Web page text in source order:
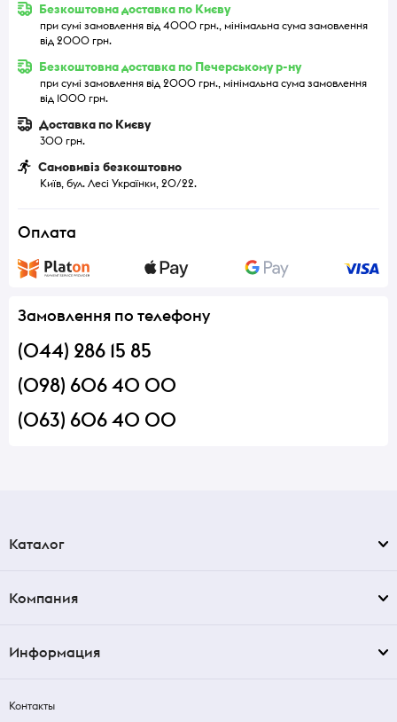
Безкоштовна доставка по Києву
при сумі замовлення від 4000 грн., мінімальна сума замовлення
від 2000 грн.
Безкоштовна доставка по Печерському р-ну
при сумі замовлення від 2000 грн., мінімальна сума замовлення
від 1000 грн.
Доставка по Києву
300 грн.
Самовивіз безкоштовно
Київ, бул. Лесі Українки, 20/22.
Оплата
Замовлення по телефону
(044) 286 15 85
(098) 606 40 00
(063) 606 40 00
Каталог
Компания
Информация
Контакты